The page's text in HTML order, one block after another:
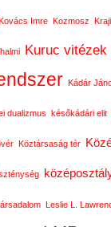
Imre Kozmosz
Kuruc vitézek
Kádár
dualizmus későkádári elit
Köztársaság tér
Leslie L.